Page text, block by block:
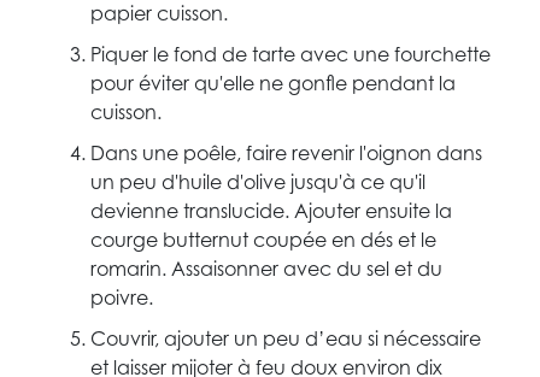
papier cuisson.
Piquer le fond de tarte avec une fourchette
pour éviter qu'elle ne gonfle pendant la
cuisson.
Dans une poêle, faire revenir l'oignon dans
un peu d'huile d'olive jusqu'à ce qu'il
devienne translucide. Ajouter ensuite la
courge butternut coupée en dés et le
romarin. Assaisonner avec du sel et du
poivre.
Couvrir, ajouter un peu d’eau si nécessaire
et laisser mijoter à feu doux environ dix